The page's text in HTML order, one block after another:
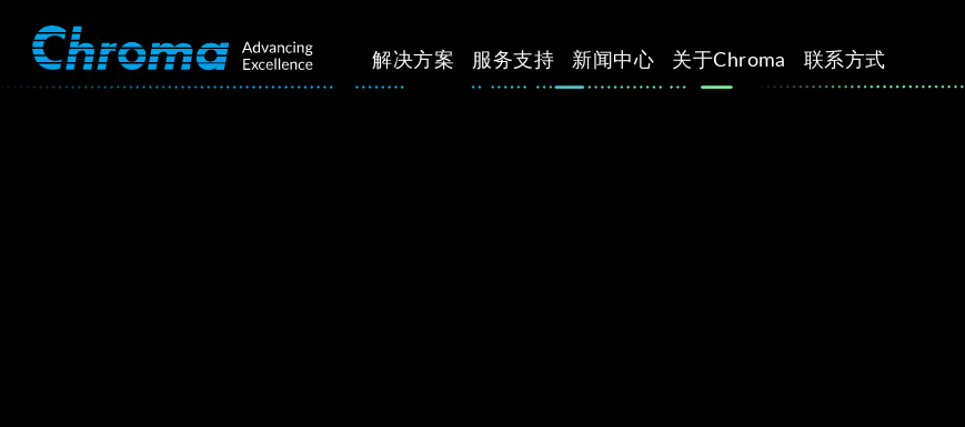
解决方案 服务支持 新闻中心 关于Chroma 联系方式